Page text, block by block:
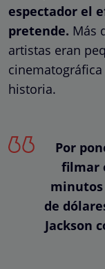
espectador el
pretende. Más
artistas eran
historia.
Por
filmar
minutos
de
Jackson